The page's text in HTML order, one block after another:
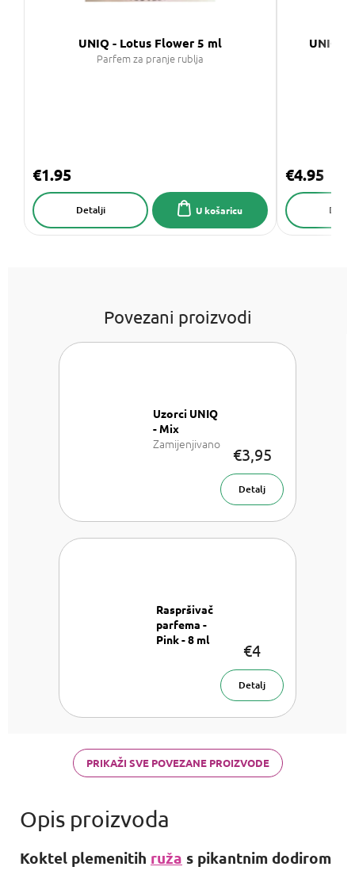
UNIQ - Lotus Flower 5 ml
Parfem za pranje rublja
€1.95
U košaricu
Detalji
UNIQ
€4.95
Povezani proizvodi
Uzorci UNIQ
- Mix
Zamijenjivano
the beach, TF
€3,95
Detalj
Raspršivač
parfema -
Pink - 8 ml
€4
Detalj
PRIKAŽI SVE POVEZANE PROIZVODE
Koktel plemenitih ruža s pikantnim dodirom